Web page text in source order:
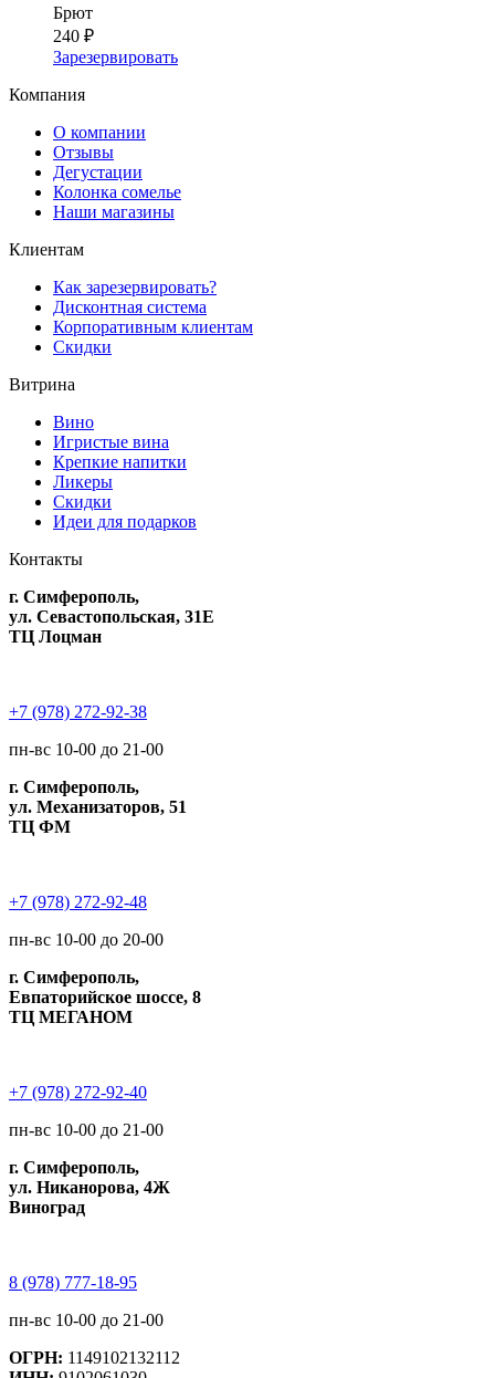
Брют
240 ₽
Зарезервировать
Компания
О компании
Отзывы
Дегустации
Колонка сомелье
Наши магазины
Клиентам
Как зарезервировать?
Дисконтная система
Корпоративным клиентам
Скидки
Витрина
Вино
Игристые вина
Крепкие напитки
Ликеры
Скидки
Идеи для подарков
Контакты
г. Симферополь,
ул. Севастопольская, 31Е
ТЦ Лоцман
+7 (978) 272-92-38
пн-вс 10-00 до 21-00
г. Симферополь,
ул. Механизаторов, 51
ТЦ ФМ
+7 (978) 272-92-48
пн-вс 10-00 до 20-00
г. Симферополь,
Евпаторийское шоссе, 8
ТЦ МЕГАНОМ
+7 (978) 272-92-40
пн-вс 10-00 до 21-00
г. Симферополь,
ул. Никанорова, 4Ж
Виноград
8 (978) 777-18-95
пн-вс 10-00 до 21-00
ОГРН: 1149102132112